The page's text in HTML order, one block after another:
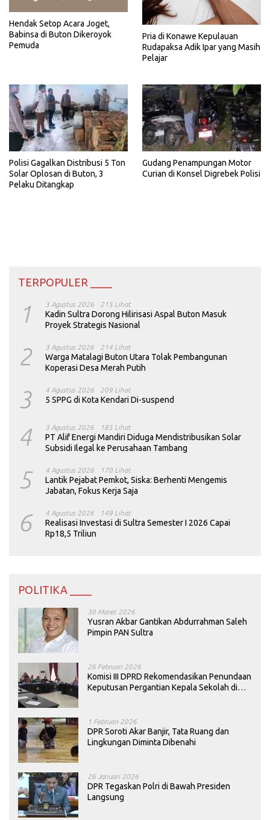
Hendak Setop Acara Joget,
Babinsa di Buton Dikeroyok
Pemuda
Pria di Konawe Kepulauan
Rudapaksa Adik Ipar yang Masih
Pelajar
Polisi Gagalkan Distribusi 5 Ton
Solar Oplosan di Buton, 3
Pelaku Ditangkap
Gudang Penampungan Motor
Curian di Konsel Digrebek Polisi
TERPOPULER ____
1 3 Agustus 2026 215 Lihat
Kadin Sultra Dorong Hilirisasi Aspal Buton Masuk
Proyek Strategis Nasional
2 3 Agustus 2026 214 Lihat
Warga Matalagi Buton Utara Tolak Pembangunan
Koperasi Desa Merah Putih
3 4 Agustus 2026 209 Lihat
5 SPPG di Kota Kendari Di-suspend
4 3 Agustus 2026 185 Lihat
PT Alif Energi Mandiri Diduga Mendistribusikan Solar
Subsidi Ilegal ke Perusahaan Tambang
5 4 Agustus 2026 170 Lihat
Lantik Pejabat Pemkot, Siska: Berhenti Mengemis
Jabatan, Fokus Kerja Saja
6 4 Agustus 2026 149 Lihat
Realisasi Investasi di Sultra Semester I 2026 Capai
Rp18,5 Triliun
POLITIKA ____
30 Maret 2026
Yusran Akbar Gantikan Abdurrahman Saleh
Pimpin PAN Sultra
26 Februari 2026
Komisi III DPRD Rekomendasikan Penundaan
Keputusan Pergantian Kepala Sekolah di
1 Februari 2026
DPR Soroti Akar Banjir, Tata Ruang dan
Lingkungan Diminta Dibenahi
26 Januari 2026
DPR Tegaskan Polri di Bawah Presiden
Langsung